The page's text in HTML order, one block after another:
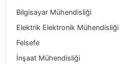
Bilgisayar Mühendisliği
Elektrik Elektronik Mühendisliği
Felsefe
İnşaat Mühendisliği